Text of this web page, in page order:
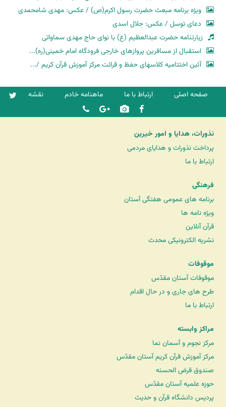
ویژه برنامه مبعث حضرت رسول اکرم(ص) / عکس: مهدی شامحمدی
دعای توسل / عکس: جلال اسدی
زیارتنامه حضرت عبدالعظیم (ع) با نوای حاج مهدی سماواتی
استقبال از مسافرین پروازهای خارجی فرودگاه امام خمینی(ره)...
آئین اختتامیه کلاسهای حفظ و قرائت مرکز آموزش قرآن کریم /...
صفحه اصلی ارتباط با ما ماهنامه خادم نقشه
نذورات، هدایا و امور خیرین
پرداخت نذورات و هدایای مردمی
ارتباط با ما
فرهنگی
برنامه های عمومی هفتگی آستان
ویژه نامه ها
قرآن آنلاین
نشریه الکترونیکی محدث
موقوفات
موقوفات آستان مقدّس
طرح های جاری و در حال اقدام
ارتباط با ما
مراکز وابسته
مرکز نجوم و آسمان نما
مرکز آموزش قرآن کریم آستان مقدّس
صندوق قرض الحسنه
حوزه علمیه آستان مقدّس
پردیس دانشگاه قرآن و حدیث